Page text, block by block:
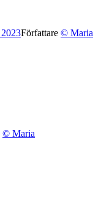
Författare © Maria
© Maria